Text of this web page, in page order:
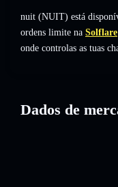
nuit (NUIT) está
ordens limite na Solflare
onde controlas as tuas
Dados de